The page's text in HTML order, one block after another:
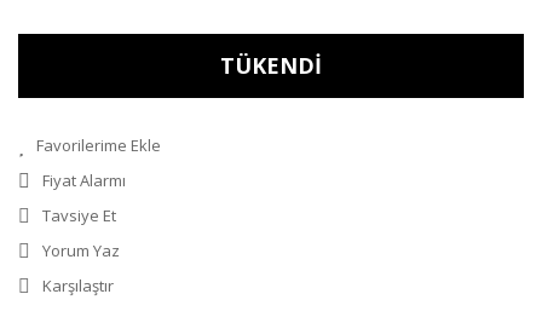
TÜKENDİ
Fiyat Alarmı
Tavsiye Et
Yorum Yaz
Karşılaştır